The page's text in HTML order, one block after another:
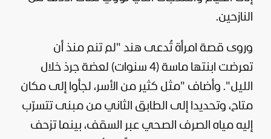
النازحين.
وروى قصة امرأة تُدعى هند "لم تنم منذ أن
تعرضت ابنتها ماسة (4 سنوات) لعضة جرذ خلال
الليل". وأضاف "مثل كثير من الأسر، لجأوا إلى مكان
متاح، وتحديدا إلى الطابق الثاني من مبنى تتسرّب
إليه مياه الصرف الصحي عبر السقف، بينما تزحف